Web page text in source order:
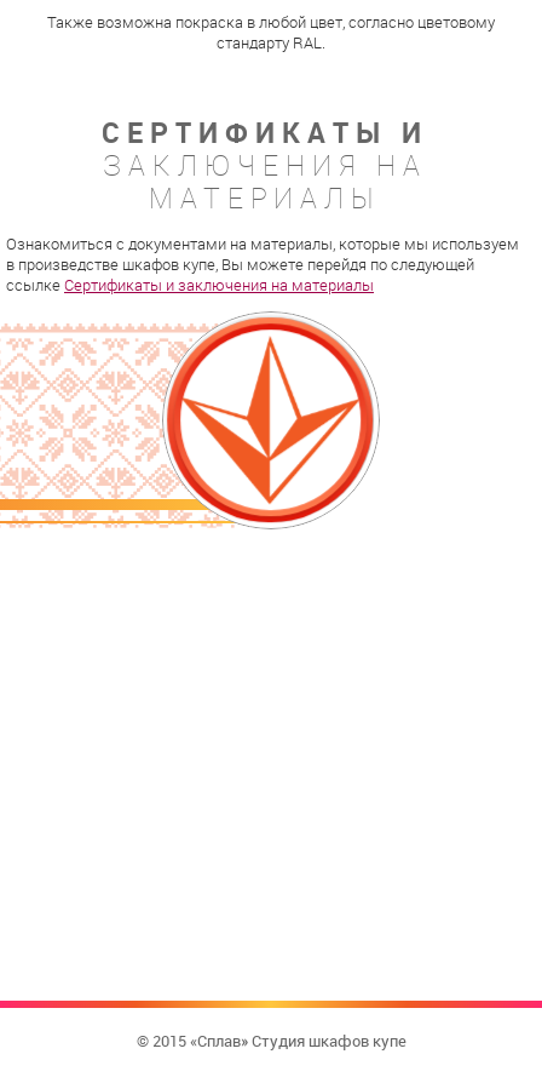
Также возможна покраска в любой цвет, согласно цветовому
стандарту RAL.
СЕРТИФИКАТЫ И
ЗАКЛЮЧЕНИЯ НА
МАТЕРИАЛЫ
Ознакомиться с документами на материалы, которые мы используем
в произведстве шкафов купе, Вы можете перейдя по следующей
ссылкеСертификаты и заключения на материалы
© 2015 «Сплав» Студия шкафов купе